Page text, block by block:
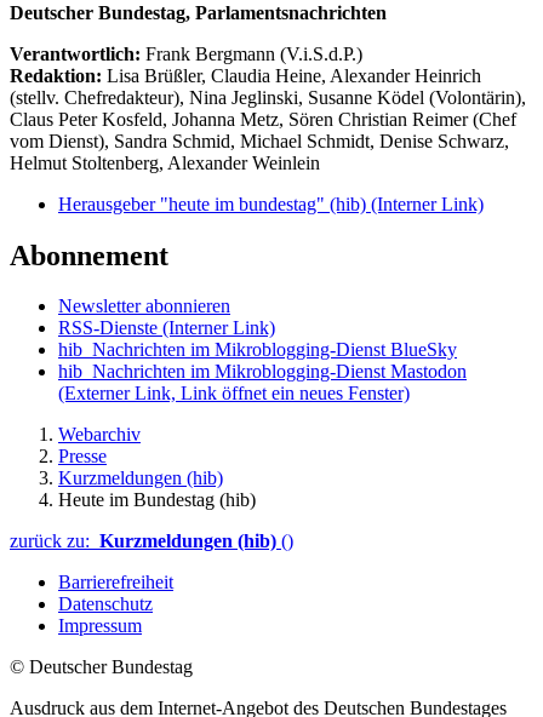
Deutscher Bundestag, Parlamentsnachrichten
Verantwortlich: Frank Bergmann (V.i.S.d.P.)
Redaktion: Lisa Brüßler, Claudia Heine, Alexander Heinrich
(stellv. Chefredakteur), Nina Jeglinski, Susanne Ködel (Volontärin),
Claus Peter Kosfeld, Johanna Metz, Sören Christian Reimer (Chef
vom Dienst), Sandra Schmid, Michael Schmidt, Denise Schwarz,
Helmut Stoltenberg, Alexander Weinlein
Herausgeber "heute im bundestag" (hib) (Interner Link)
Abonnement
Newsletter abonnieren
RSS-Dienste (Interner Link)
hib_Nachrichten im Mikroblogging-Dienst BlueSky
hib_Nachrichten im Mikroblogging-Dienst Mastodon
(Externer Link, Link öffnet ein neues Fenster)
Webarchiv
Presse
Kurzmeldungen (hib)
Heute im Bundestag (hib)
zurück zu: Kurzmeldungen (hib) ()
Barrierefreiheit
Datenschutz
Impressum
© Deutscher Bundestag
Ausdruck aus dem Internet-Angebot des Deutschen Bundestages